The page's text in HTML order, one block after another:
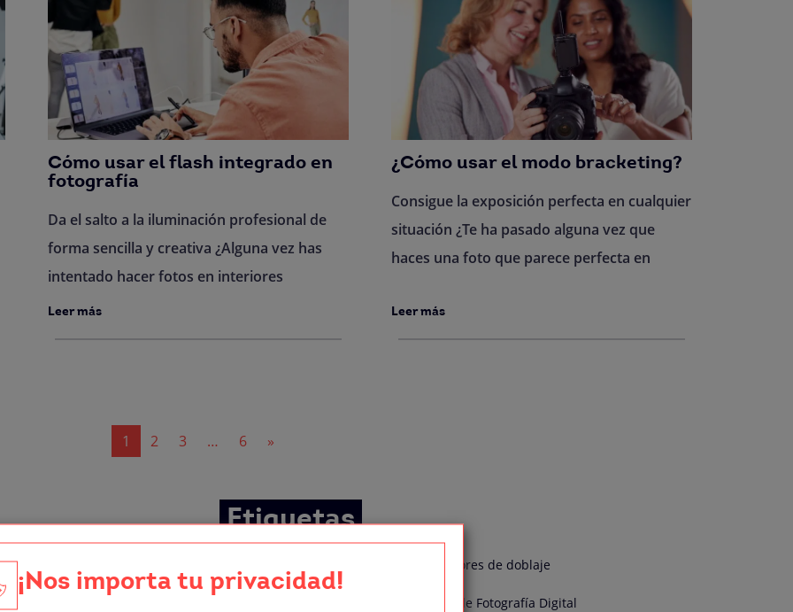
Cómo usar el flash integrado en
fotografía
Da el salto a la iluminación profesional de
forma sencilla y creativa ¿Alguna vez has
intentado hacer fotos en interiores
Leer más
¿Cómo usar el modo bracketing?
Consigue la exposición perfecta en cualquier
situación ¿Te ha pasado alguna vez que
haces una foto que parece perfecta en
Leer más
1 2 3 … 6 »
Etiquetas
Actores de doblaje
Curso de Fotografía Digital
¡Nos importa tu privacidad!